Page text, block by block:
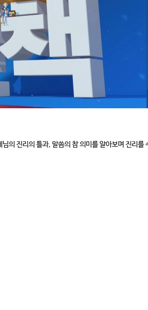
의 진리의 틀과, 말씀의 참 의미를 알아보며 진리를